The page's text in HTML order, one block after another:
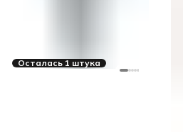
Осталась 1 штука